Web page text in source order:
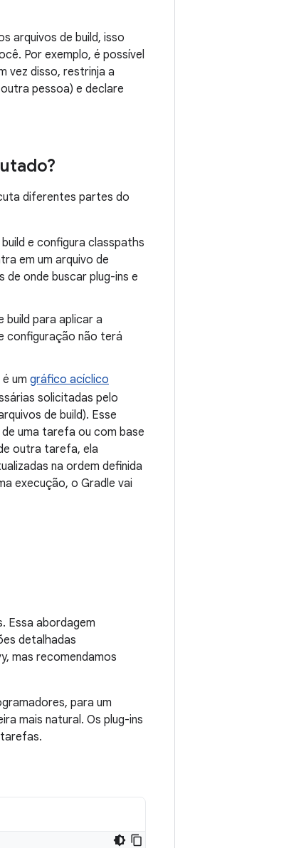
arquivos de build, isso
Por exemplo, é possível
vez disso, restrinja a
pessoa) e declare
diferentes partes do
e configura classpaths
em um arquivo de
onde buscar plug-ins e
para aplicar a
configuração não terá
um gráfico acíclico
solicitadas pelo
de build). Esse
uma tarefa ou com base
outra tarefa, ela
na ordem definida
execução, o Gradle vai
Essa abordagem
detalhadas
mas recomendamos
para um
mais natural. Os plug-ins